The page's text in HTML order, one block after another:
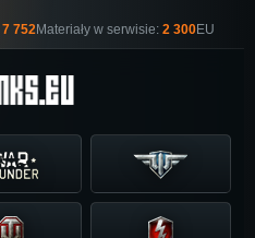
7 752Materiały w serwisie: 2 300EU